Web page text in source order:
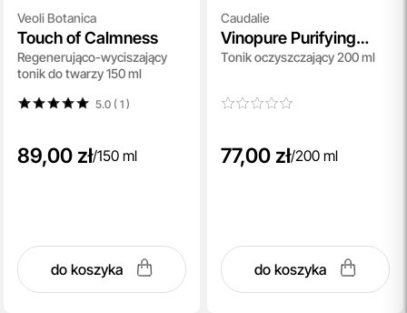
Veoli Botanica
Touch of Calmness
Regenerująco-wyciszający
tonik do twarzy 150 ml
5.0 ( 1)
89,00 zł/150 ml
do koszyka
Caudalie
Vinopure Purifying
Toner
Tonik oczyszczający 200 ml
77,00 zł/200 ml
do koszyka